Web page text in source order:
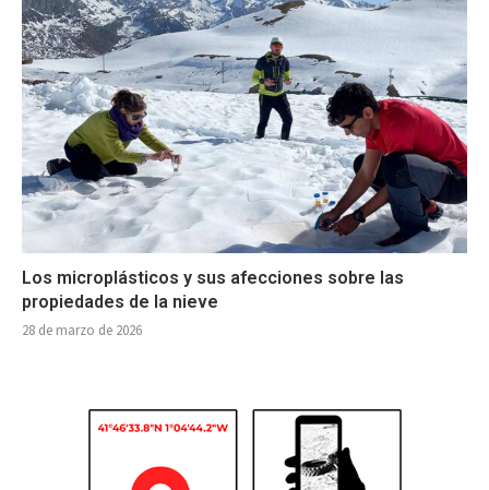
Los microplásticos y sus afecciones sobre las
propiedades de la nieve
28 de marzo de 2026